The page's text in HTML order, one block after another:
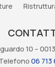
10 –
06 713